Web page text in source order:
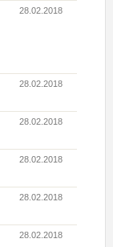
28.02.2018
28.02.2018
28.02.2018
28.02.2018
28.02.2018
28.02.2018